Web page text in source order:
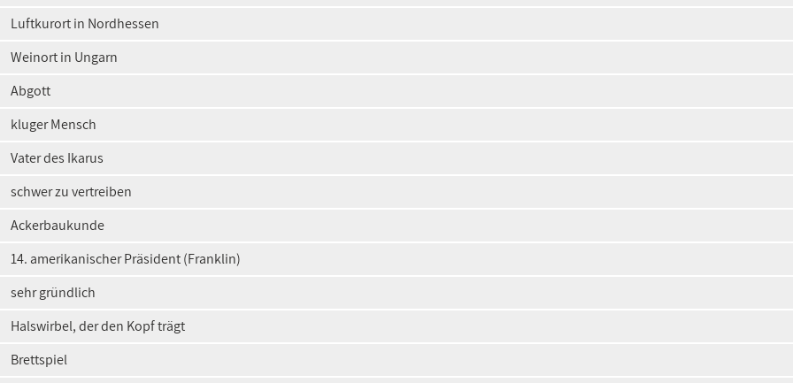
Luftkurort in Nordhessen
Weinort in Ungarn
Abgott
kluger Mensch
Vater des Ikarus
schwer zu vertreiben
Ackerbaukunde
14. amerikanischer Präsident (Franklin)
sehr gründlich
Halswirbel, der den Kopf trägt
Brettspiel